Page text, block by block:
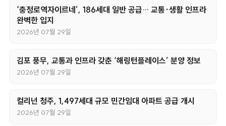
‘충정로역자이르네’, 186세대 일반 공급… 교통·생활 인프라
완벽한 입지
2026년 07월 29일
김포 풍무, 교통과 인프라 갖춘 ‘해링턴플레이스’ 분양 정보
2026년 07월 29일
컬리넌 청주, 1,497세대 규모 민간임대 아파트 공급 개시
2026년 07월 29일